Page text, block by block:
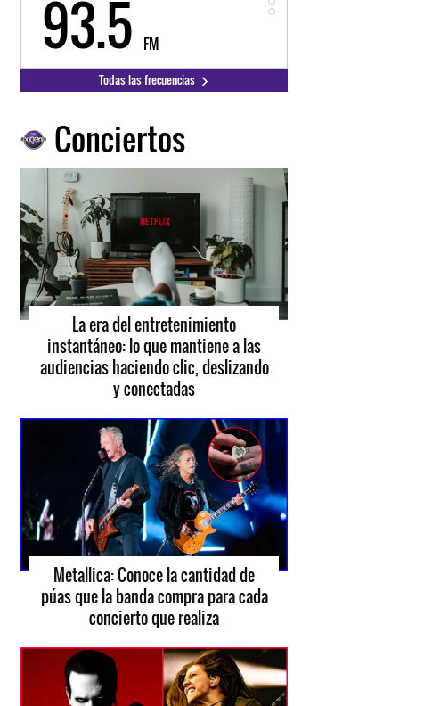
98.3 FM 94.3
Todas las frecuencias
Conciertos
La era del entretenimiento
instantáneo: lo que mantiene a las
audiencias haciendo clic, deslizando
y conectadas
Metallica: Conoce la cantidad de
púas que la banda compra para cada
concierto que realiza